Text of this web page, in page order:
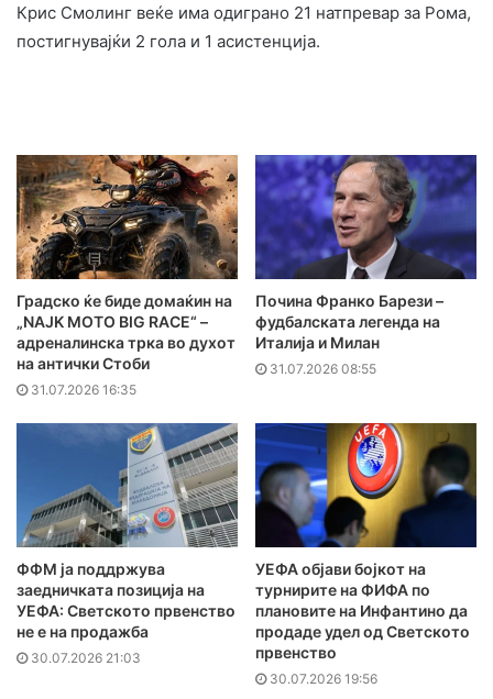
Крис Смолинг веќе има одиграно 21 натпревар за Рома,
постигнувајќи 2 гола и 1 асистенција.
Градско ќе биде домаќин на
„NAJK MOTO BIG RACE“ –
адреналинска трка во духот
на антички Стоби
31.07.2026 16:35
Почина Франко Барези –
фудбалската легенда на
Италија и Милан
31.07.2026 08:55
ФФМ ја поддржува
заедничката позиција на
УЕФА: Светското првенство
не е на продажба
30.07.2026 21:03
УЕФА објави бојкот на
турнирите на ФИФА по
плановите на Инфантино да
продаде удел од Светското
првенство
30.07.2026 19:56